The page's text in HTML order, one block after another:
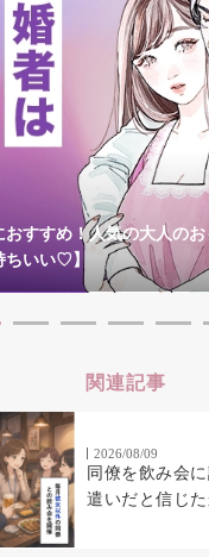
おすすめ！人気の大人の
ちいい♡】
関連記事
2026/08/09
同僚を飲み会
遣いだと信じ